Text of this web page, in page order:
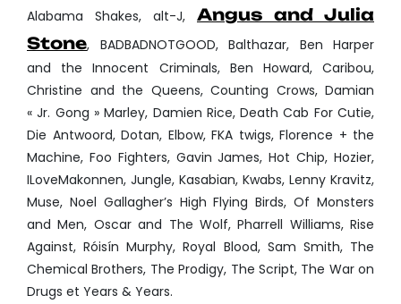
Alabama Shakes, alt-J, Angus and Julia
Stone, BADBADNOTGOOD, Balthazar, Ben Harper
and the Innocent Criminals, Ben Howard, Caribou,
Christine and the Queens, Counting Crows, Damian
« Jr. Gong » Marley, Damien Rice, Death Cab For Cutie,
Die Antwoord, Dotan, Elbow, FKA twigs, Florence + the
Machine, Foo Fighters, Gavin James, Hot Chip, Hozier,
ILoveMakonnen, Jungle, Kasabian, Kwabs, Lenny Kravitz,
Muse, Noel Gallagher’s High Flying Birds, Of Monsters
and Men, Oscar and The Wolf, Pharrell Williams, Rise
Against, Róisín Murphy, Royal Blood, Sam Smith, The
Chemical Brothers, The Prodigy, The Script, The War on
Drugs et Years & Years.